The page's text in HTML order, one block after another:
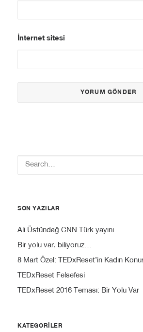
İnternet sitesi
SON YAZILAR
Ali Üstündağ CNN Türk yayını
Bir yolu var, biliyoruz…
8 Mart Özel: TEDxReset’in Kadın
TEDxReset Felsefesi
TEDxReset 2016 Teması: Bir Yolu Var
KATEGORILER